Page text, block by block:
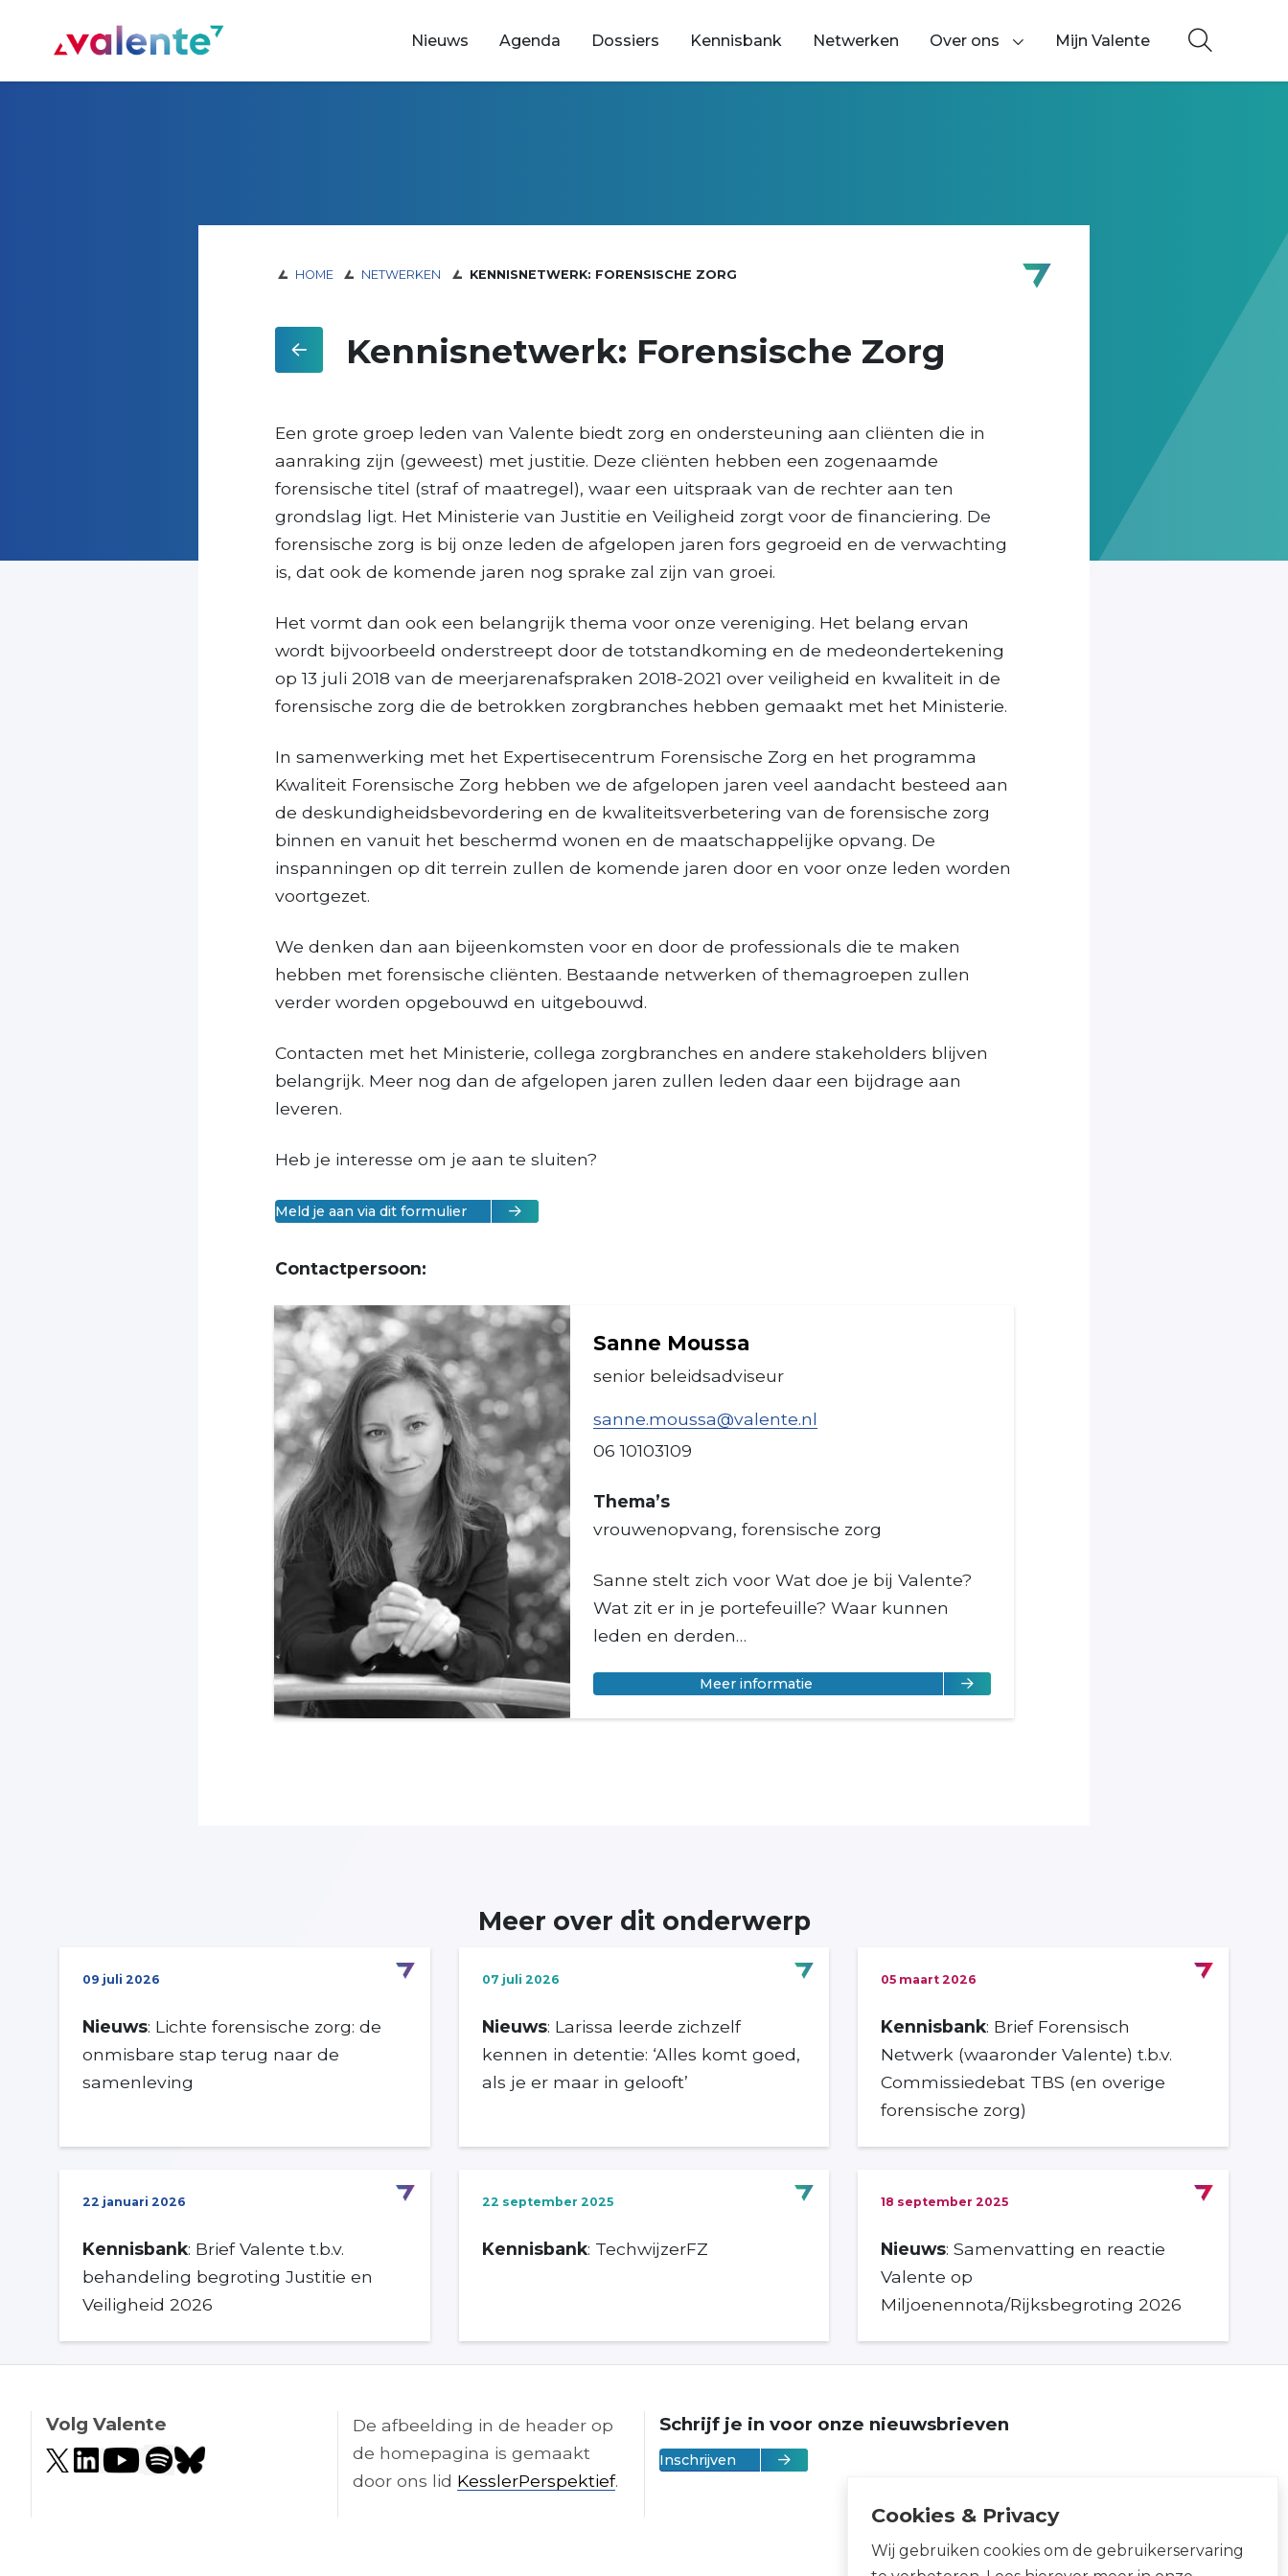
Vereniging Valente
Nieuws Agenda Dossiers Kennisbank Netwerken Over ons
Toon onderliggende navigatie items
Mijn Valente
HOME NETWERKEN KENNISNETWERK: FORENSISCHE ZORG
Kennisnetwerk: Forensische Zorg
Een grote groep leden van Valente biedt zorg en ondersteuning aan cliënten die in
aanraking zijn (geweest) met justitie. Deze cliënten hebben een zogenaamde
forensische titel (straf of maatregel), waar een uitspraak van de rechter aan ten
grondslag ligt. Het Ministerie van Justitie en Veiligheid zorgt voor de financiering. De
forensische zorg is bij onze leden de afgelopen jaren fors gegroeid en de verwachting
is, dat ook de komende jaren nog sprake zal zijn van groei.
Het vormt dan ook een belangrijk thema voor onze vereniging. Het belang ervan
wordt bijvoorbeeld onderstreept door de totstandkoming en de medeondertekening
op 13 juli 2018 van de meerjarenafspraken 2018-2021 over veiligheid en kwaliteit in de
forensische zorg die de betrokken zorgbranches hebben gemaakt met het Ministerie.
In samenwerking met het Expertisecentrum Forensische Zorg en het programma
Kwaliteit Forensische Zorg hebben we de afgelopen jaren veel aandacht besteed aan
de deskundigheidsbevordering en de kwaliteitsverbetering van de forensische zorg
binnen en vanuit het beschermd wonen en de maatschappelijke opvang. De
inspanningen op dit terrein zullen de komende jaren door en voor onze leden worden
voortgezet.
We denken dan aan bijeenkomsten voor en door de professionals die te maken
hebben met forensische cliënten. Bestaande netwerken of themagroepen zullen
verder worden opgebouwd en uitgebouwd.
Contacten met het Ministerie, collega zorgbranches en andere stakeholders blijven
belangrijk. Meer nog dan de afgelopen jaren zullen leden daar een bijdrage aan
leveren.
Heb je interesse om je aan te sluiten?
Meld je aan via dit formulier
Contactpersoon:
Sanne Moussa
senior beleidsadviseur
sanne.moussa@valente.nl
06 10103109
Thema’s
vrouwenopvang, forensische zorg
Sanne stelt zich voor Wat doe je bij Valente?
Wat zit er in je portefeuille? Waar kunnen
leden en derden…
Meer informatieover Sanne Moussa
Meer over dit onderwerp
09 juli 2026
Nieuws: Lichte forensische zorg: de
onmisbare stap terug naar de
samenleving
07 juli 2026
Nieuws: Larissa leerde zichzelf
kennen in detentie: ‘Alles komt goed,
als je er maar in gelooft’
05 maart 2026
Kennisbank: Brief Forensisch
Netwerk (waaronder Valente) t.b.v.
Commissiedebat TBS (en overige
forensische zorg)
22 januari 2026
Kennisbank: Brief Valente t.b.v.
behandeling begroting Justitie en
Veiligheid 2026
22 september 2025
Kennisbank: TechwijzerFZ
18 september 2025
Nieuws: Samenvatting en reactie
Valente op
Miljoenennota/Rijksbegroting 2026
Volg Valente
De afbeelding in de header op
de homepagina is gemaakt
door ons lid KesslerPerspektief.
Schrijf je in voor onze nieuwsbrieven
Inschrijven
Cookies & Privacy
Wij gebruiken cookies om de gebruikerservaring